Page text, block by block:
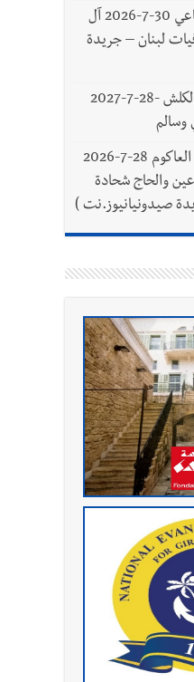
وفاة الحاج نور الدين الرفاعي 30-7-2026 آل
لبنان – جريدة
وفاة الحاج حسن حسين الكلش -28-7-2027
وسالم
وفاة الحاجة غزالة محمد العاكوم 28-7-2026
والحاج شحادة
صيدونيانيوز.نت )